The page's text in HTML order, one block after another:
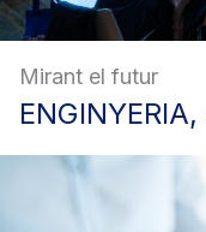
Mirant el futur
ENGINYERIA,